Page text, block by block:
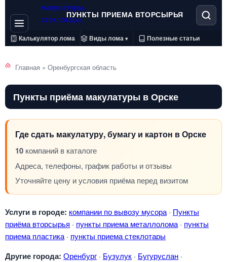
ПУНКТЫ ПРИЕМА ВТОРСЫРЬЯ
Калькулятор лома Виды лома ▾ Полезные статьи
Главная » Оренбургская область
Пункты приёма макулатуры в Орске
Где сдать макулатуру, бумагу и картон в Орске
10 компаний в каталоге
Адреса, телефоны, график работы и отзывы
Уточняйте цену и условия приёма перед визитом
Услуги в городе: компании по вывозу мусора · Пункты
приёма вторсырья · пункты приема металлолома · пункты
приема пластика · пункты приема стеклотары
Другие города: Оренбург · Бузулук · Бугуруслан ·